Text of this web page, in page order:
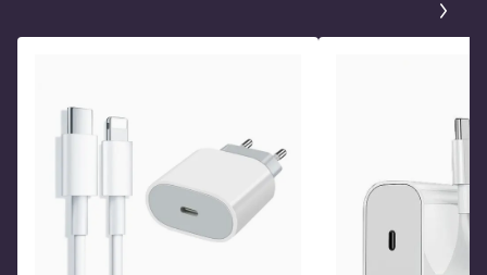
Format
6e753951-6da2-5fb6-bfbb-188853cf7ab7